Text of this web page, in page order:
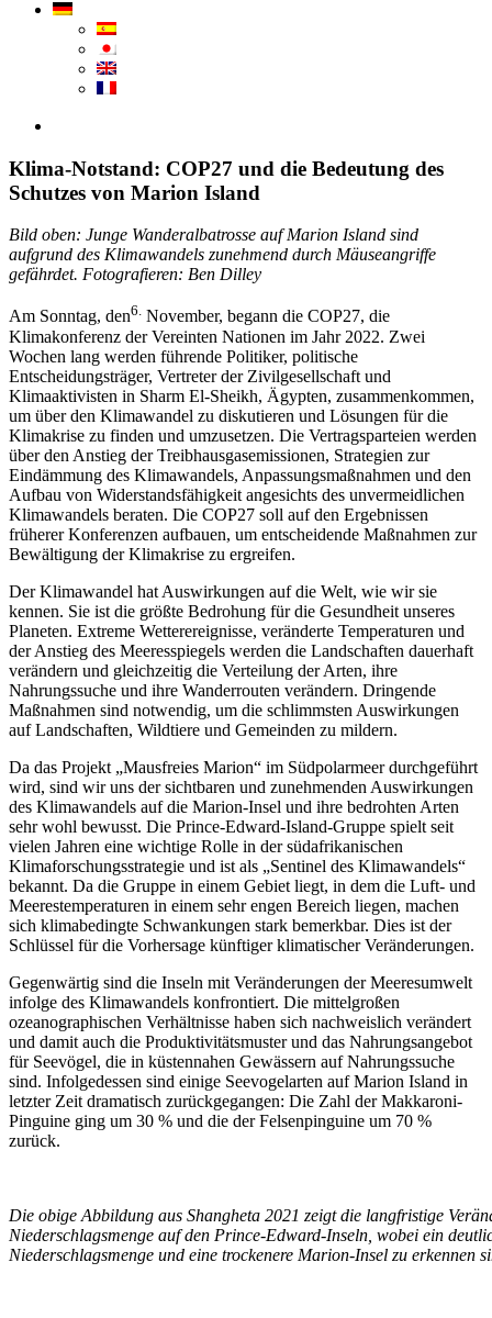
Image
Klima-Notstand: COP27 und die Bedeutung des
Schutzes von Marion Island
Bild oben: Junge Wanderalbatrosse auf Marion Island sind
aufgrund des Klimawandels zunehmend durch Mäuseangriffe
gefährdet. Fotografieren: Ben Dilley
Am Sonntag, den6. November, begann die COP27, die
Klimakonferenz der Vereinten Nationen im Jahr 2022. Zwei
Wochen lang werden führende Politiker, politische
Entscheidungsträger, Vertreter der Zivilgesellschaft und
Klimaaktivisten in Sharm El-Sheikh, Ägypten, zusammenkommen,
um über den Klimawandel zu diskutieren und Lösungen für die
Klimakrise zu finden und umzusetzen. Die Vertragsparteien werden
über den Anstieg der Treibhausgasemissionen, Strategien zur
Eindämmung des Klimawandels, Anpassungsmaßnahmen und den
Aufbau von Widerstandsfähigkeit angesichts des unvermeidlichen
Klimawandels beraten. Die COP27 soll auf den Ergebnissen
früherer Konferenzen aufbauen, um entscheidende Maßnahmen zur
Bewältigung der Klimakrise zu ergreifen.
Der Klimawandel hat Auswirkungen auf die Welt, wie wir sie
kennen. Sie ist die größte Bedrohung für die Gesundheit unseres
Planeten. Extreme Wetterereignisse, veränderte Temperaturen und
der Anstieg des Meeresspiegels werden die Landschaften dauerhaft
verändern und gleichzeitig die Verteilung der Arten, ihre
Nahrungssuche und ihre Wanderrouten verändern. Dringende
Maßnahmen sind notwendig, um die schlimmsten Auswirkungen
auf Landschaften, Wildtiere und Gemeinden zu mildern.
Da das Projekt „Mausfreies Marion“ im Südpolarmeer durchgeführt
wird, sind wir uns der sichtbaren und zunehmenden Auswirkungen
des Klimawandels auf die Marion-Insel und ihre bedrohten Arten
sehr wohl bewusst. Die Prince-Edward-Island-Gruppe spielt seit
vielen Jahren eine wichtige Rolle in der südafrikanischen
Klimaforschungsstrategie und ist als „Sentinel des Klimawandels“
bekannt. Da die Gruppe in einem Gebiet liegt, in dem die Luft- und
Meerestemperaturen in einem sehr engen Bereich liegen, machen
sich klimabedingte Schwankungen stark bemerkbar. Dies ist der
Schlüssel für die Vorhersage künftiger klimatischer Veränderungen.
Gegenwärtig sind die Inseln mit Veränderungen der Meeresumwelt
infolge des Klimawandels konfrontiert. Die mittelgroßen
ozeanographischen Verhältnisse haben sich nachweislich verändert
und damit auch die Produktivitätsmuster und das Nahrungsangebot
für Seevögel, die in küstennahen Gewässern auf Nahrungssuche
sind. Infolgedessen sind einige Seevogelarten auf Marion Island in
letzter Zeit dramatisch zurückgegangen: Die Zahl der Makkaroni-
Pinguine ging um 30 % und die der Felsenpinguine um 70 %
zurück.
Die obige Abbildung aus Shangheta 2021 zeigt die langfristige
Niederschlagsmenge auf den Prince-Edward-Inseln, wobei ein
Niederschlagsmenge und eine trockenere Marion-Insel zu erkennen